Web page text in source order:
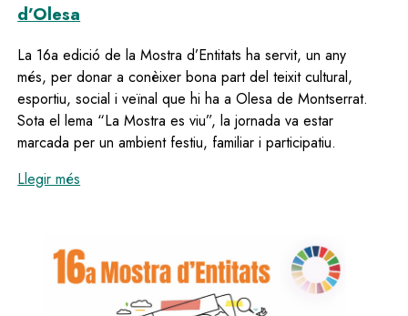
d’Olesa
La 16a edició de la Mostra d’Entitats ha servit, un any
més, per donar a conèixer bona part del teixit cultural,
esportiu, social i veïnal que hi ha a Olesa de Montserrat.
Sota el lema “La Mostra es viu”, la jornada va estar
marcada per un ambient festiu, familiar i participatiu.
Llegir més